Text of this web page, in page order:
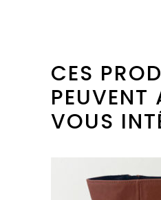
CES
PEUVENT
VOUS